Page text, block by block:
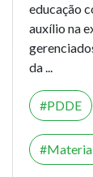
educação
auxílio na
da ...
PDDE